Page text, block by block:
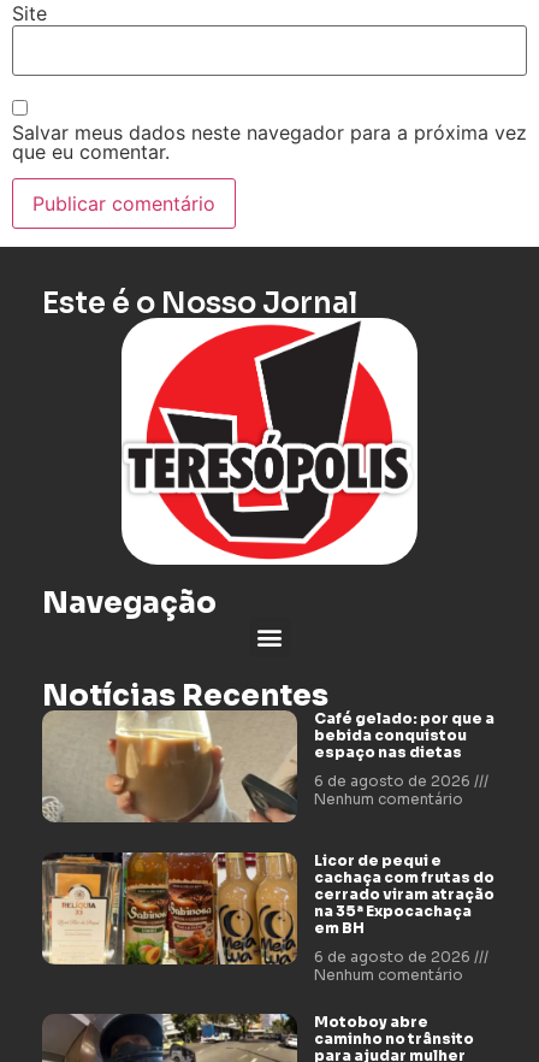
Site
Salvar meus dados neste navegador para a próxima vez
que eu comentar.
Este é o Nosso Jornal
Navegação
Notícias Recentes
Café gelado: por que a
bebida conquistou
espaço nas dietas
6 de agosto de 2026
Nenhum comentário
Licor de pequi e
cachaça com frutas do
cerrado viram atração
na 35ª Expocachaça
em BH
6 de agosto de 2026
Nenhum comentário
Motoboy abre
caminho no trânsito
para ajudar mulher